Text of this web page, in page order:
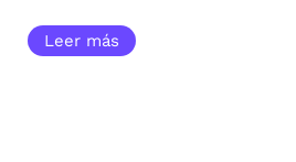
Leer más